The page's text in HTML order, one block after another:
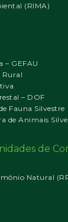
(RIMA)
– GEFAU
Rural
– DOF
Fauna Silvestre
de Animais
de
Natural